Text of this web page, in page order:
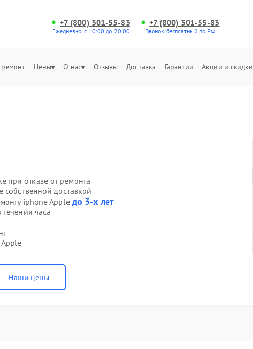
+7 (800) 301-55-83
Ежедневно, с 10:00 до 20:00
+7 (800) 301-55-83
Звонок бесплатный по РФ
Цены О нас Отзывы Доставка Гарантии Акции и скидки
при отказе от ремонта
доставкой
iphone Apple до 3-х лет
часа
Наши цены